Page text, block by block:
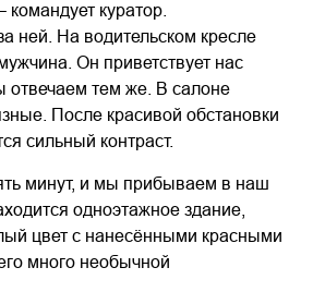
куратор.
ней. На водительском кресле
Он приветствует нас
отвечаем тем же. В салоне
После красивой обстановки
сильный контраст.
минут, и мы прибываем в наш
одноэтажное здание,
цвет с нанесёнными красными
много необычной